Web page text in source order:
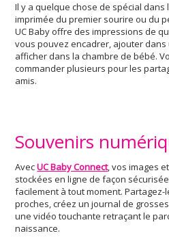
Il y a quelque chose de spécial
imprimée du premier sourire ou du
UC Baby offre des impressions de
vous pouvez encadrer, ajouter
afficher dans la chambre de bébé.
commander plusieurs pour les
amis.
Souvenirs
AvecUC Baby Connect, vos images
stockées en ligne de façon
facilement à tout moment.
proches, créez un journal de
une vidéo touchante retraçant le
naissance.